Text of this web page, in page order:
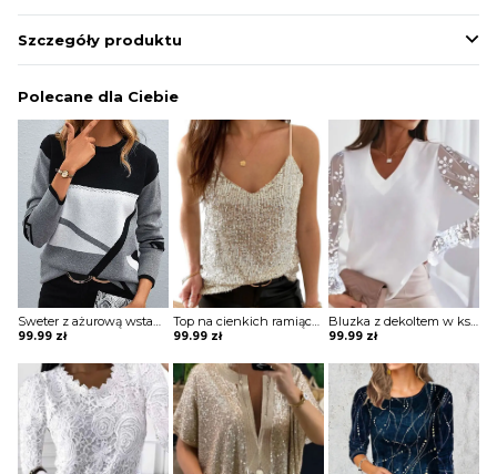
Szczegóły produktu
Polecane dla Ciebie
99.99 zł
Top na cienkich ramiączkach
99.99 zł
Bluzka z dekoltem w kształcie litery V z tiulowymi rękawami na gumkę
99.99 zł